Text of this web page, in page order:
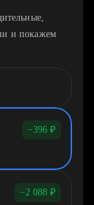
и покажем
−396 ₽
−2 088 ₽